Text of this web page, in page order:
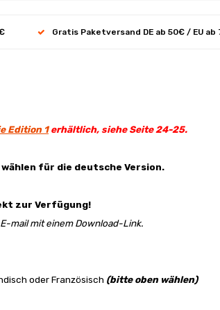
Gratis Paketversand DE ab 50€ / EU ab
Edition 1erhältlich, siehe Seite 24-25.
wählen für die deutsche Version.
zur Verfügung!
mail mit einem Download-Link.
oder Französisch (bitte oben wählen)